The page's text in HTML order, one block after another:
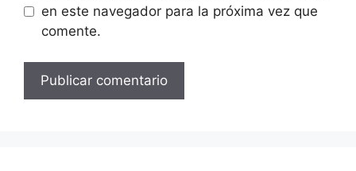
en este navegador para la próxima vez que
comente.